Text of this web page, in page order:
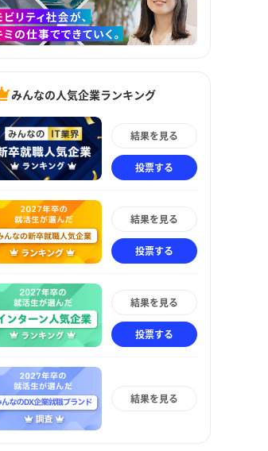
みんなの人気企業ランキング
結果を見る
投票する
結果を見る
投票する
結果を見る
投票する
結果を見る